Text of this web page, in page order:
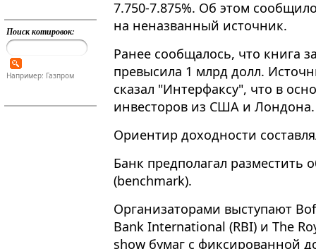
Поиск котировок:
Например: Газпром
7.750-7.875%. Об этом
на неназванный источник.
Ранее сообщалось, что книга
превысила 1 млрд долл.
сказал "Интерфаксу", что в
инвесторов из США и Лондона.
Ориентир доходности
Банк предполагал
(benchmark).
Организаторами выступают
Bank International (RBI) и The
show бумаг с фиксированной